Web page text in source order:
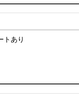
トあり